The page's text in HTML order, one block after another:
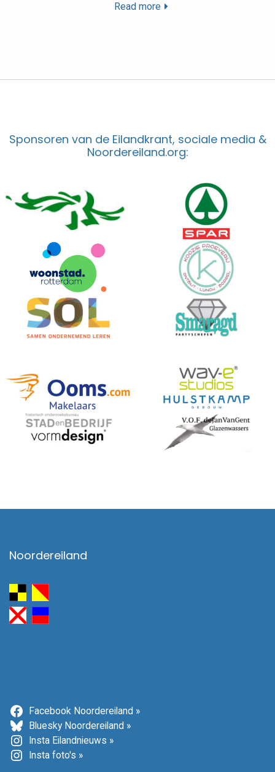
Read more
Sponsoren van de Eilandkrant, sociale media &
Noordereiland.org:
Noordereiland
Facebook Noordereiland »
Bluesky Noordereiland »
Insta Eilandnieuws »
Insta foto's »